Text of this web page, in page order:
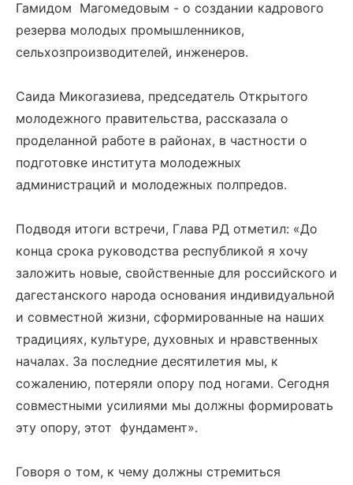
Гамидом Магомедовым - о создании кадрового
резерва молодых промышленников,
сельхозпроизводителей, инженеров.
Саида Микогазиева, председатель Открытого
молодежного правительства, рассказала о
проделанной работе в районах, в частности о
подготовке института молодежных
администраций и молодежных полпредов.
Подводя итоги встречи, Глава РД отметил: «До
конца срока руководства республикой я хочу
заложить новые, свойственные для российского и
дагестанского народа основания индивидуальной
и совместной жизни, сформированные на наших
традициях, культуре, духовных и нравственных
началах. За последние десятилетия мы, к
сожалению, потеряли опору под ногами. Сегодня
совместными усилиями мы должны формировать
эту опору, этот фундамент».
Говоря о том, к чему должны стремиться